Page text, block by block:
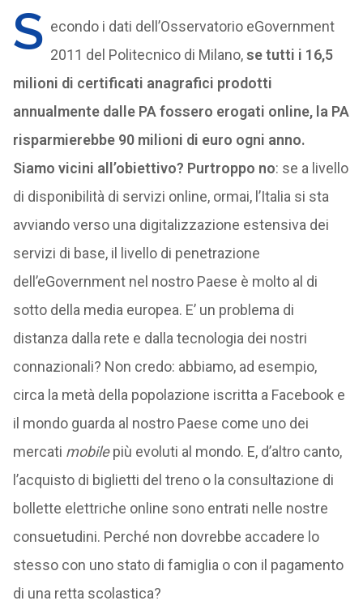
S econdo i dati dell’Osservatorio eGovernment
2011 del Politecnico di Milano,se tutti i 16,5
milioni di certificati anagrafici prodotti
annualmente dalle PA fossero erogati online, la PA
risparmierebbe 90 milioni di euro ogni anno.
Siamo vicini all’obiettivo? Purtroppo no: se a livello
di disponibilità di servizi online, ormai, l’Italia si sta
avviando verso una digitalizzazione estensiva dei
servizi di base, il livello di penetrazione
dell’eGovernment nel nostro Paese è molto al di
sotto della media europea. E’ un problema di
distanza dalla rete e dalla tecnologia dei nostri
connazionali? Non credo: abbiamo, ad esempio,
circa la metà della popolazione iscritta a Facebook e
il mondo guarda al nostro Paese come uno dei
mercati mobilepiù evoluti al mondo. E, d’altro canto,
l’acquisto di biglietti del treno o la consultazione di
bollette elettriche online sono entrati nelle nostre
consuetudini. Perché non dovrebbe accadere lo
stesso con uno stato di famiglia o con il pagamento
di una retta scolastica?